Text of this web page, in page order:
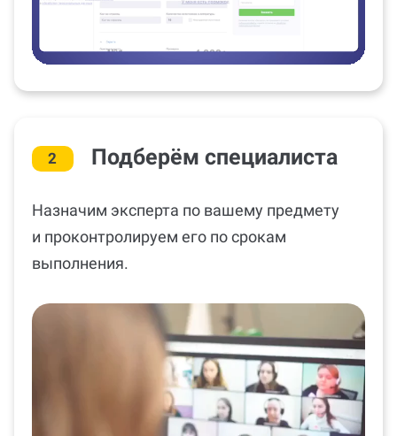
2 Подберём специалиста
Назначим эксперта по вашему предмету
и проконтролируем его по срокам
выполнения.